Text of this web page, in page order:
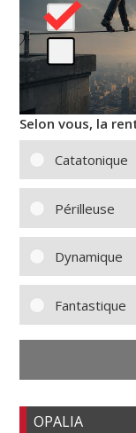
Selon vous, la
Catatonique
Périlleuse
Dynamique
Fantastique
OPALIA